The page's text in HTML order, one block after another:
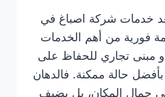
خدمات شركة اصباغ في
خدمة فورية من أهم الخدمات
مبنى تجاري للحفاظ على
حالة ممكنة. فالدهان
جمال المكان، بل يضيف